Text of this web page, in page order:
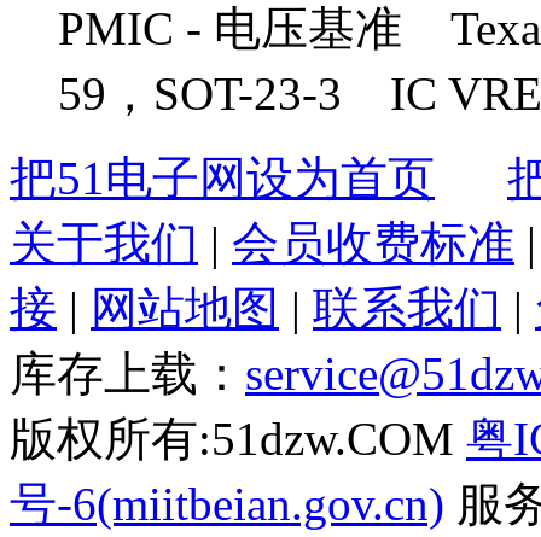
PMIC - 电压基准
59，SOT-23-3 IC
把51电子网设为首页
关于我们 | 会员收费标准
接 | 网站地图 | 联系我们 |
库存上载：
版权所有:51dzw.COM 粤
号-6(miitbeian.gov.cn) 服